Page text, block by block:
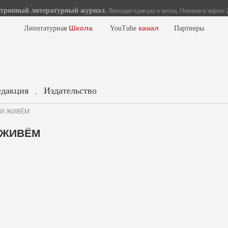
литературный журнал. Выходит один раз в месяц. Основан в апреле
Лиterraтурная Школа YouTube канал Партнеры
. Издательство
И ЖИВЁМ
ЖИВЁМ